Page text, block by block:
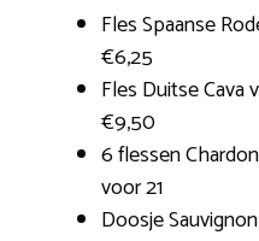
Fles Spaanse
€6,25
Fles Duitse Cava
€9,50
6 flessen
voor 21
Doosje